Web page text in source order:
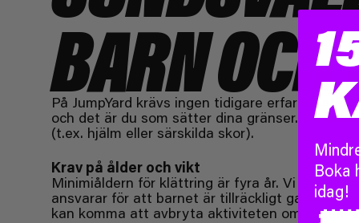
BARN OCH
På JumpYard krävs ingen tidigare erfarenhet
och det är du som sätter dina gränser. Du
(t.ex. hjälm eller särskilda skor).
Krav på ålder och vikt
Minimiåldern för klättring är fyra år. Vi har
ansvarar för att barnet är tillräckligt gammalt
kan komma att avbryta aktiviteten om dessa
Boka
idag!